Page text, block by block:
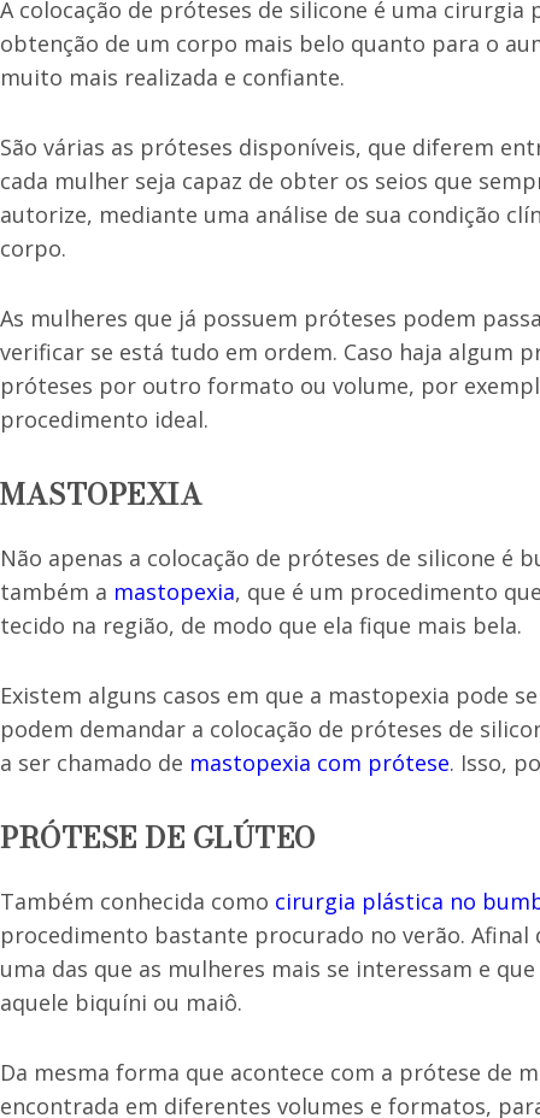
A colocação de próteses de silicone é uma
obtenção de um corpo mais belo quanto para o
muito mais realizada e confiante.
São várias as próteses disponíveis, que diferem
cada mulher seja capaz de obter os seios que
autorize, mediante uma análise de sua condição
corpo.
As mulheres que já possuem próteses podem
verificar se está tudo em ordem. Caso haja algum
próteses por outro formato ou volume, por
procedimento ideal.
MASTOPEXIA
Não apenas a colocação de próteses de silicone é
também a mastopexia, que é um procedimento
tecido na região, de modo que ela fique mais bela.
Existem alguns casos em que a mastopexia pode
podem demandar a colocação de próteses de
a ser chamado de mastopexia com prótese. Isso,
PRÓTESE DE GLÚTEO
Também conhecida como cirurgia plástica no
procedimento bastante procurado no verão.
uma das que as mulheres mais se interessam e
aquele biquíni ou maiô.
Da mesma forma que acontece com a prótese de
encontrada em diferentes volumes e formatos,